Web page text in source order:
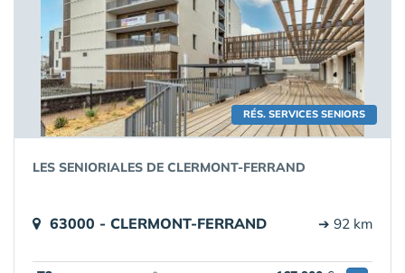
RÉS. SERVICES SENIORS
LES SENIORIALES DE CLERMONT-FERRAND
63000 - CLERMONT-FERRAND ➔ 92 km